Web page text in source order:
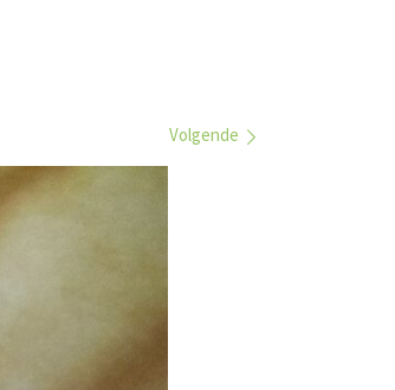
Volgende